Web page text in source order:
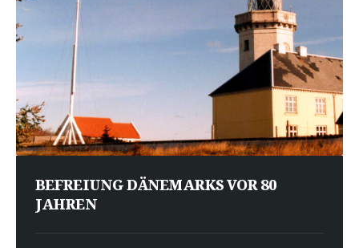
BEFREIUNG DÄNEMARKS VOR 80
JAHREN